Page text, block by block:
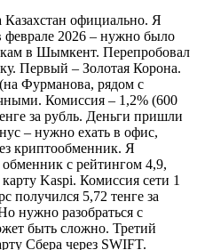
Казахстан официально. Я
2026 – нужно было
в Шымкент. Перепробовал
Первый – Золотая Корона.
Фурманова, рядом с
Комиссия – 1,2% (600
за рубль. Деньги пришли
– нужно ехать в офис,
криптообменник. Я
с рейтингом 4,9,
Kaspi. Комиссия сети 1
получился 5,72 тенге за
нужно разобраться с
быть сложно. Третий
Сбера через SWIFT.